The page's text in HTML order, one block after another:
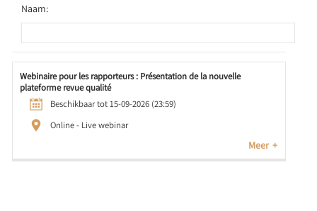
Naam:
Webinaire pour les rapporteurs : Présentation de la nouvelle
plateforme revue qualité
Beschikbaar tot 15-09-2026 (23:59)
Online - Live webinar
Meer